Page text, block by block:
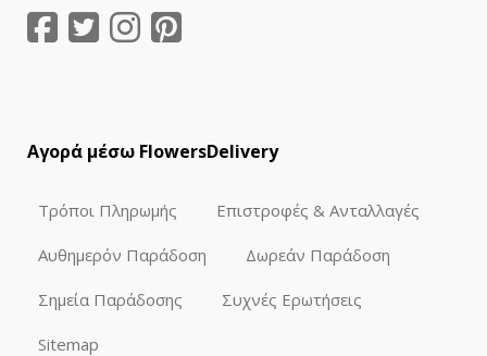
Αγορά μέσω FlowersDelivery
Τρόποι Πληρωμής Επιστροφές & Ανταλλαγές
Αυθημερόν Παράδοση Δωρεάν Παράδοση
Σημεία Παράδοσης Συχνές Ερωτήσεις
Sitemap